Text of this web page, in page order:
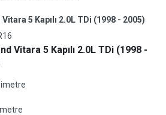
5 Kapılı 2.0L TDi (1998 - 2005)
Vitara 5 Kapılı 2.0L TDi (1998 -